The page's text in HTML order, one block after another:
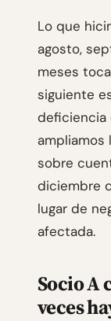
Lo que
agosto,
meses
siguiente
deficiencia
sobre
diciembre
lugar de
afectada.
Socio A
veces